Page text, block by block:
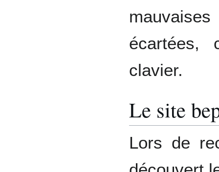
écartées,
clavier.
Le site
Lors de